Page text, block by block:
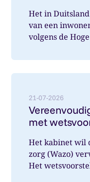
Het in
van een
volgens de
21-07-2026
met
Het kabinet wil
zorg (Wazo)
Het